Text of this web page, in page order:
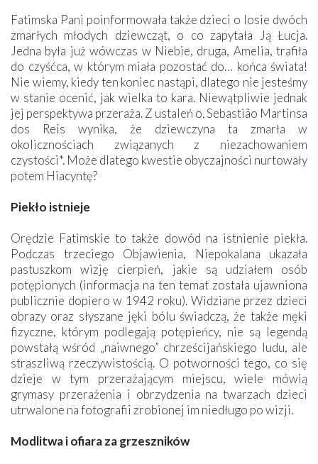
Fatimska Pani poinformowała także dzieci o losie dwóch
zmarłych młodych dziewcząt, o co zapytała Ją Łucja.
Jedna była już wówczas w Niebie, druga, Amelia, trafiła
do czyśćca, w którym miała pozostać do… końca świata!
Nie wiemy, kiedy ten koniec nastąpi, dlatego nie jesteśmy
w stanie ocenić, jak wielka to kara. Niewątpliwie jednak
jej perspektywa przeraża. Z ustaleń o. Sebastião Martinsa
dos Reis wynika, że dziewczyna ta zmarła w
okolicznościach związanych z niezachowaniem
czystości*. Może dlatego kwestie obyczajności nurtowały
potem Hiacyntę?
Piekło istnieje
Orędzie Fatimskie to także dowód na istnienie piekła.
Podczas trzeciego Objawienia, Niepokalana ukazała
pastuszkom wizję cierpień, jakie są udziałem osób
potępionych (informacja na ten temat została ujawniona
publicznie dopiero w 1942 roku). Widziane przez dzieci
obrazy oraz słyszane jęki bólu świadczą, że także męki
fizyczne, którym podlegają potępieńcy, nie są legendą
powstałą wśród „naiwnego” chrześcijańskiego ludu, ale
straszliwą rzeczywistością. O potworności tego, co się
dzieje w tym przerażającym miejscu, wiele mówią
grymasy przerażenia i obrzydzenia na twarzach dzieci
utrwalone na fotografii zrobionej im niedługo po wizji.
Modlitwa i ofiara za grzeszników